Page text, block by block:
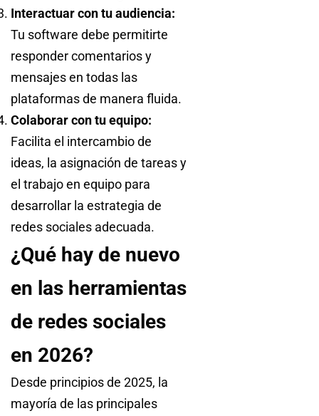
Interactuar con tu audiencia:
Tu software debe permitirte
responder comentarios y
mensajes en todas las
plataformas de manera fluida.
Colaborar con tu equipo:
Facilita el intercambio de
ideas, la asignación de tareas y
el trabajo en equipo para
desarrollar la estrategia de
redes sociales adecuada.
¿Qué hay de nuevo
en las herramientas
de redes sociales
en 2026?
Desde principios de 2025, la
mayoría de las principales